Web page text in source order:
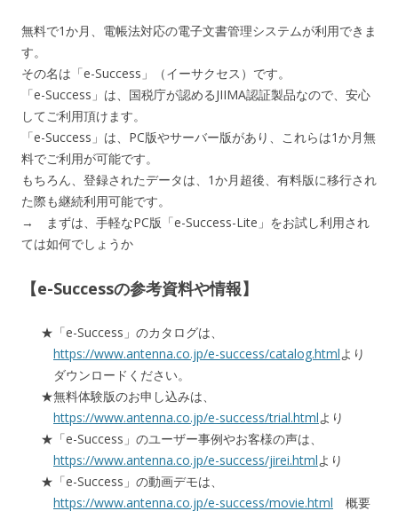
無料で1か月、電帳法対応の電子文書管理システムが利用できま
す。
その名は「e-Success」（イーサクセス）です。
「e-Success」は、国税庁が認めるJIIMA認証製品なので、安心
してご利用頂けます。
「e-Success」は、PC版やサーバー版があり、これらは1か月無
料でご利用が可能です。
もちろん、登録されたデータは、1か月超後、有料版に移行され
た際も継続利用可能です。
→ まずは、手軽なPC版「e-Success-Lite」をお試し利用され
ては如何でしょうか
【e-Successの参考資料や情報】
「e-Success」のカタログは、
https://www.antenna.co.jp/e-success/catalog.htmlより
ダウンロードください。
無料体験版のお申し込みは、
https://www.antenna.co.jp/e-success/trial.htmlより
「e-Success」のユーザー事例やお客様の声は、
https://www.antenna.co.jp/e-success/jirei.htmlより
「e-Success」の動画デモは、
https://www.antenna.co.jp/e-success/movie.html 概要